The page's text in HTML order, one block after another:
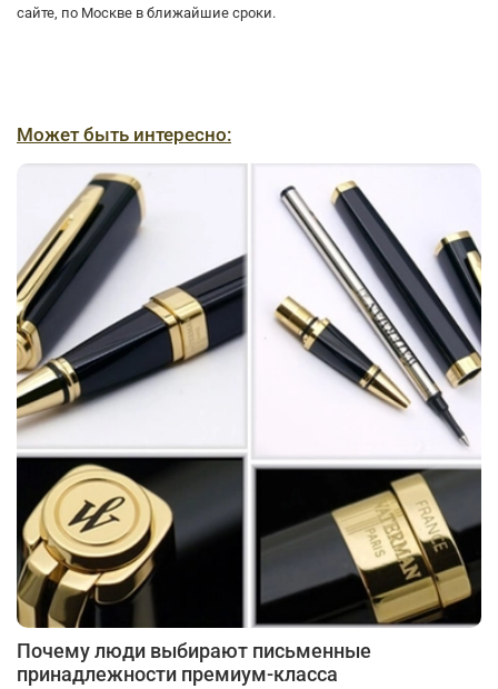
сайте, по Москве в ближайшие сроки.
Может быть интересно:
Почему люди выбирают письменные
принадлежности премиум-класса